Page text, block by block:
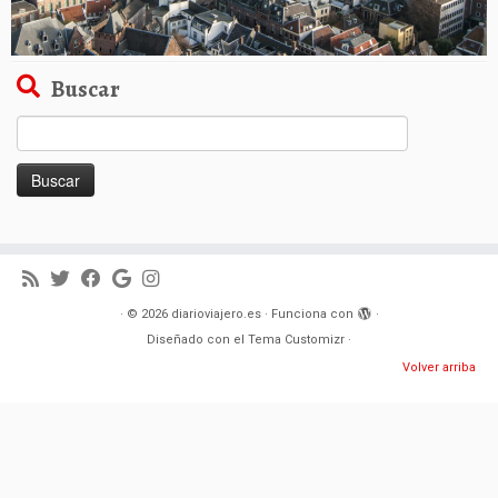
Buscar
· © 2026 diarioviajero.es· Funciona con
·
Diseñado con el Tema Customizr ·
Volver arriba